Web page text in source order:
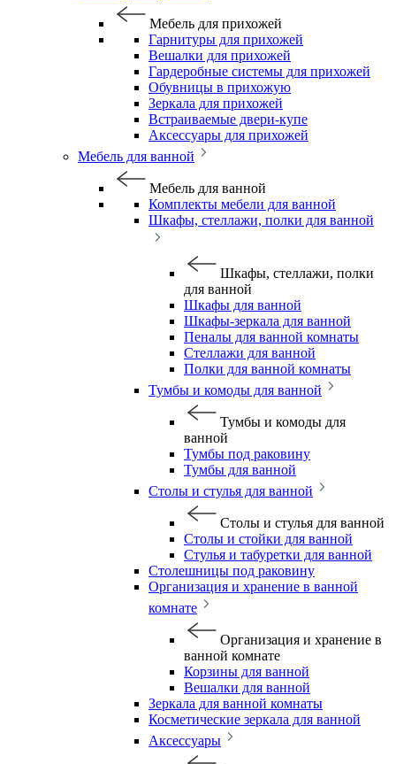
Мебель для прихожей
Гарнитуры для прихожей
Вешалки для прихожей
Гардеробные системы для прихожей
Обувницы в прихожую
Зеркала для прихожей
Встраиваемые двери-купе
Аксессуары для прихожей
Мебель для ванной
Мебель для ванной
Комплекты мебели для ванной
Шкафы, стеллажи, полки для ванной
Шкафы, стеллажи, полки
для ванной
Шкафы для ванной
Шкафы-зеркала для ванной
Пеналы для ванной комнаты
Стеллажи для ванной
Полки для ванной комнаты
Тумбы и комоды для ванной
Тумбы и комоды для
ванной
Тумбы под раковину
Тумбы для ванной
Столы и стулья для ванной
Столы и стулья для ванной
Столы и стойки для ванной
Стулья и табуретки для ванной
Столешницы под раковину
Организация и хранение в ванной
комнате
Организация и хранение в
ванной комнате
Корзины для ванной
Вешалки для ванной
Зеркала для ванной комнаты
Косметические зеркала для ванной
Аксессуары